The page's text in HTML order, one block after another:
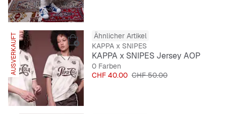
AUSVERKAUFTSNIPES EXKLUSIV
Ähnlicher Artikel
KAPPA x SNIPES
KAPPA x SNIPES Jersey AOP
0 Farben
Preis
CHF 40.00 Originalpreis
CHF 50.00